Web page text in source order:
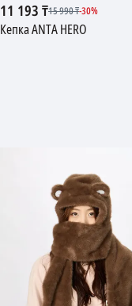
11 193₸15 990₸-30%
Кепка ANTA HERO